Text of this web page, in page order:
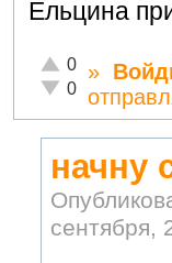
Ельцина
Отлично!
0
Неадекватно!
0
»
начну
сентября,